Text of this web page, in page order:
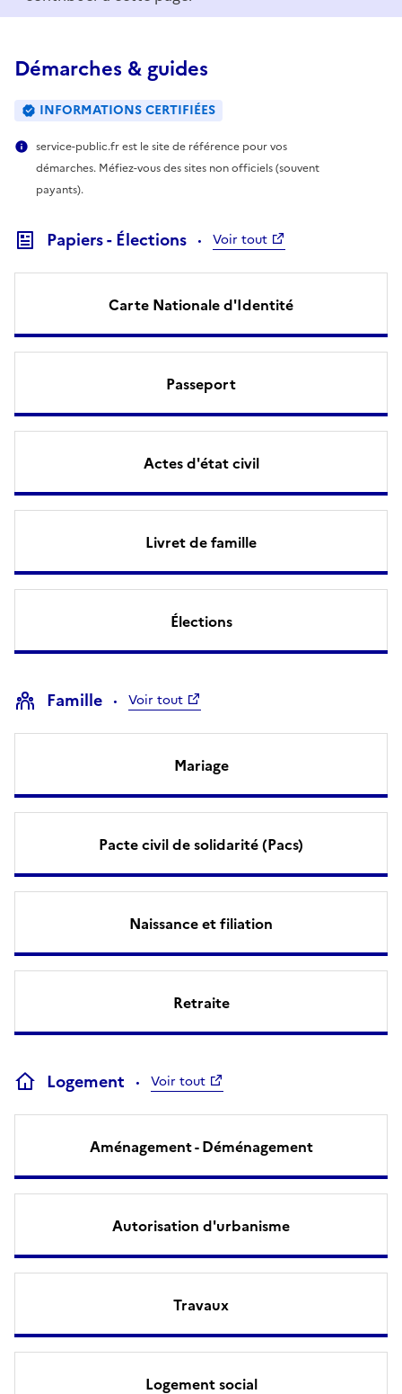
Démarches & guides
INFORMATIONS CERTIFIÉES
service-public.fr est le site de référence pour vos
démarches. Méfiez-vous des sites non officiels (souvent
payants).
Papiers - Élections Voir tout
Carte Nationale d'Identité
Passeport
Actes d'état civil
Livret de famille
Élections
Famille Voir tout
Mariage
Pacte civil de solidarité (Pacs)
Naissance et filiation
Retraite
Logement Voir tout
Aménagement - Déménagement
Autorisation d'urbanisme
Travaux
Logement social